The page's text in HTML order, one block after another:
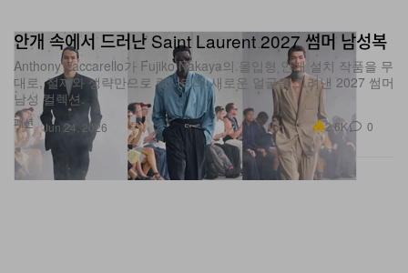
패션
안개 속에서 드러난 Saint Laurent 2027 썸머 남성복
Anthony Vaccarello가 Fujiko Nakaya의 몰입형 안개 설치 작품을 무
대로, 절제와 생략만으로 럭셔리의 새로운 얼굴을 그려낸 2027 썸머
남성 컬렉션.
Jun 24, 2026 2.6K 0